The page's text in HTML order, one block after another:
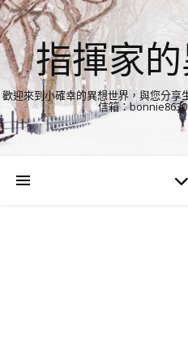
指揮家
歡迎來到小確幸的異想世界，與您分
信箱：